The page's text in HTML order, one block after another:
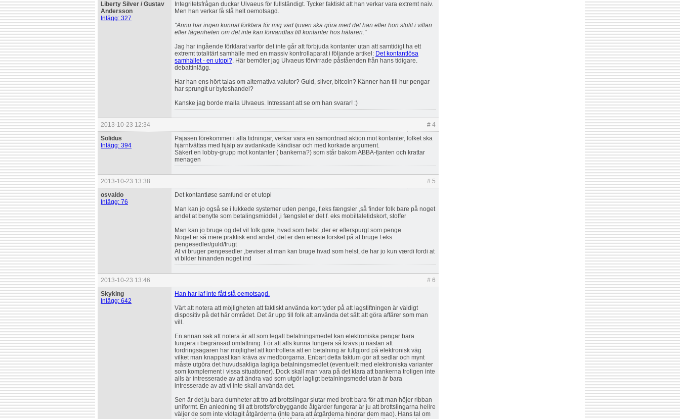
Liberty Silver / Gustav
Andersson
Inlägg: 327
Integritetsfrågan duckar Ulvaeus för fullständigt. Tycker faktiskt att han verkar vara extremt naiv.
Men han verkar få stå helt oemotsagd.
"Ännu har ingen kunnat förklara för mig vad tjuven ska göra med det han eller hon stulit i villan
eller lägenheten om det inte kan förvandlas till kontanter hos hälaren."
Jag har ingående förklarat varför det inte går att förbjuda kontanter utan att samtidigt ha ett
extremt totalitärt samhälle med en massiv kontrollaparat i följande artikel: Det kontantlösa
samhället - en utopi?. Här bemöter jag Ulvaeus förvirrade påståenden från hans tidigare.
debattinlägg.
Har han ens hört talas om alternativa valutor? Guld, silver, bitcoin? Känner han till hur pengar
har sprungit ur byteshandel?
Kanske jag borde maila Ulvaeus. Intressant att se om han svarar! :)
2013-10-23 12:34
# 4
Solidus
Inlägg: 394
Pajasen förekommer i alla tidningar, verkar vara en samordnad aktion mot kontanter, folket ska
hjärntvättas med hjälp av avdankade kändisar och med korkade argument.
Säkert en lobby-grupp mot kontanter ( bankerna?) som står bakom ABBA-fjanten och krattar
menagen
2013-10-23 13:38
# 5
osvaldo
Inlägg: 76
Det kontantløse samfund er et utopi
Man kan jo også se i lukkede systemer uden penge, f.eks fængsler ,så finder folk bare på noget
andet at benytte som betalingsmiddel ,i fængslet er det f. eks mobiltaletidskort, stoffer
Man kan jo bruge og det vil folk gøre, hvad som helst ,der er efterspurgt som penge
Noget er så mere praktisk end andet, det er den eneste forskel på at bruge f.eks
pengesedler/guld/frugt
At vi bruger pengesedler ,beviser at man kan bruge hvad som helst, de har jo kun værdi fordi at
vi bilder hinanden noget ind
2013-10-23 13:46
# 6
Skyking
Inlägg: 642
Han har iaf inte fått stå oemotsagd.
Värt att notera att möjligheten att faktiskt använda kort tyder på att lagstiftningen är väldigt
dispositiv på det här området. Det är upp till folk att använda det sätt att göra affärer som man
vill.
En annan sak att notera är att som legalt betalningsmedel kan elektroniska pengar bara
fungera i begränsad omfattning. För att alls kunna fungera så krävs ju nästan att
fordringsägaren har möjlighet att kontrollera att en betalning är fullgjord på elektronisk väg
vilket man knappast kan kräva av medborgarna. Enbart detta faktum gör att sedlar och mynt
måste utgöra det huvudsakliga lagliga betalningsmedlet (eventuellt med elektroniska varianter
som komplement i vissa situationer). Dock skall man vara på det klara att bankerna troligen inte
alls är intresserade av att ändra vad som utgör lagligt betalningsmedel utan är bara
intresserade av att vi inte skall använda det.
Sen är det ju bara dumheter att tro att brottslingar slutar med brott bara för att man höjer ribban
uniformt. En anledning till att brottsförebyggande åtgärder fungerar är ju att brottslingarna hellre
väljer de som inte vidtagit åtgärderna (inte bara att åtgärderna hindrar dem mao). Hans tal om